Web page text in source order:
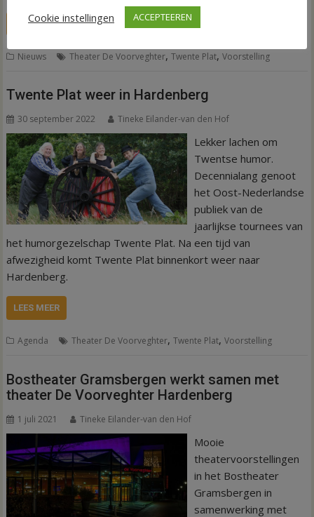
LEES MEER
Nieuws Theater De Voorveghter,Twente Plat,Voorstelling
Twente Plat weer in Hardenberg
30 september 2022 Tineke Eilander-van den Hof
Lekker lachen om
Twentse humor.
Decennialang genoot
het Oost-Nederlandse
publiek van de
jaarlijkse tournees van
het humorgezelschap Twente Plat. Na een tijd van
afwezigheid komt Twente Plat binnenkort weer naar
Hardenberg.
LEES MEER
Agenda Theater De Voorveghter,Twente Plat,Voorstelling
Bostheater Gramsbergen werkt samen met
theater De Voorveghter Hardenberg
1 juli 2021 Tineke Eilander-van den Hof
Mooie
theatervoorstellingen
in het Bostheater
Gramsbergen in
samenwerking met
Cookie instellingen
ACCEPTEEREN